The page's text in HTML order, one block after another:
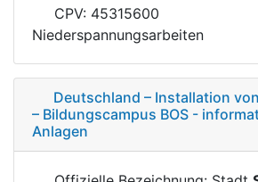
CPV: 45315600
Niederspannungsarbeiten
Deutschland – Installation
– Bildungscampus BOS -
Anlagen